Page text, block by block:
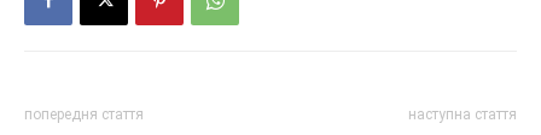
попередня стаття наступна стаття